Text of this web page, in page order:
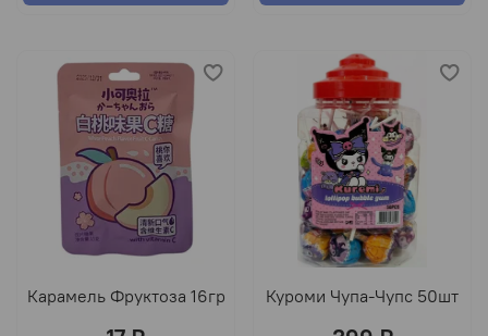
Карамель Фруктоза 16гр Куроми Чупа-Чупс 50шт